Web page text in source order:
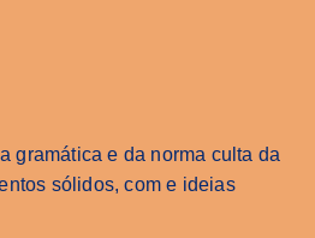
gramática e da norma culta da
sólidos, com e ideias